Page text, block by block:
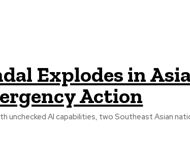
Explodes in
Action
unchecked AI capabilities, two Southeast Asian